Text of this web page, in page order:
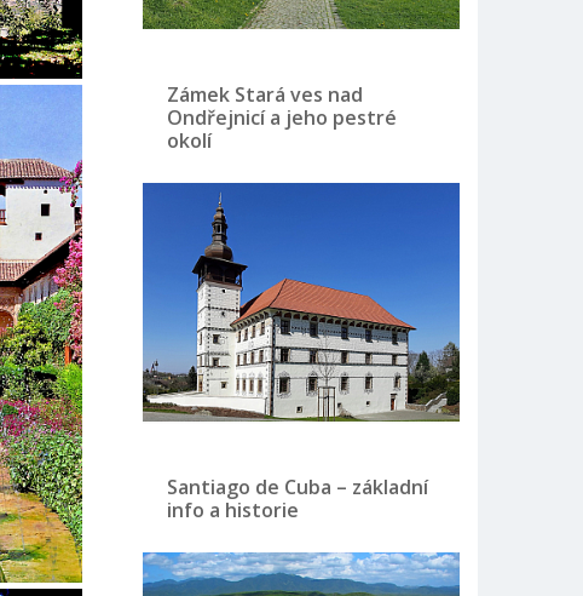
Zámek Stará ves nad
Ondřejnicí a jeho pestré
okolí
Santiago de Cuba – základní
info a historie